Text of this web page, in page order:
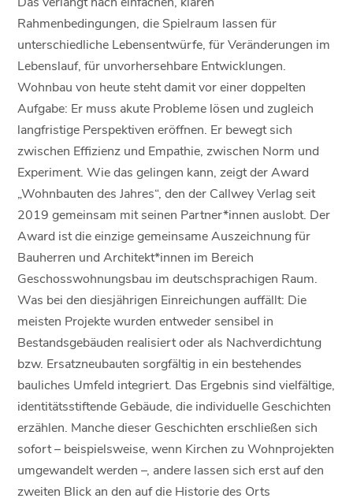
Rahmenbedingungen, die Spielraum lassen für
unterschiedliche Lebensentwürfe, für Veränderungen im
Lebenslauf, für unvorhersehbare Entwicklungen.
Wohnbau von heute steht damit vor einer doppelten
Aufgabe: Er muss akute Probleme lösen und zugleich
langfristige Perspektiven eröffnen. Er bewegt sich
zwischen Effizienz und Empathie, zwischen Norm und
Experiment. Wie das gelingen kann, zeigt der Award
„Wohnbauten des Jahres“, den der Callwey Verlag seit
2019 gemeinsam mit seinen Partner*innen auslobt. Der
Award ist die einzige gemeinsame Auszeichnung für
Bauherren und Architekt*innen im Bereich
Geschosswohnungsbau im deutschsprachigen Raum.
Was bei den diesjährigen Einreichungen auffällt: Die
meisten Projekte wurden entweder sensibel in
Bestandsgebäuden realisiert oder als Nachverdichtung
bzw. Ersatzneubauten sorgfältig in ein bestehendes
bauliches Umfeld integriert. Das Ergebnis sind vielfältige,
identitätsstiftende Gebäude, die individuelle Geschichten
erzählen. Manche dieser Geschichten erschließen sich
sofort – beispielsweise, wenn Kirchen zu Wohnprojekten
umgewandelt werden –, andere lassen sich erst auf den
zweiten Blick an den auf die Historie des Orts